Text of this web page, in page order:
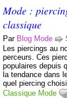
Mode :
classique
Par Blog Mode
Les piercings au
perceurs. Ces
populaires depuis
la tendance dans
quel piercing
Classique Mode